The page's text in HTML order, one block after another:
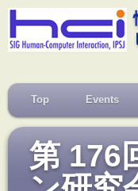
Top Events
第 176